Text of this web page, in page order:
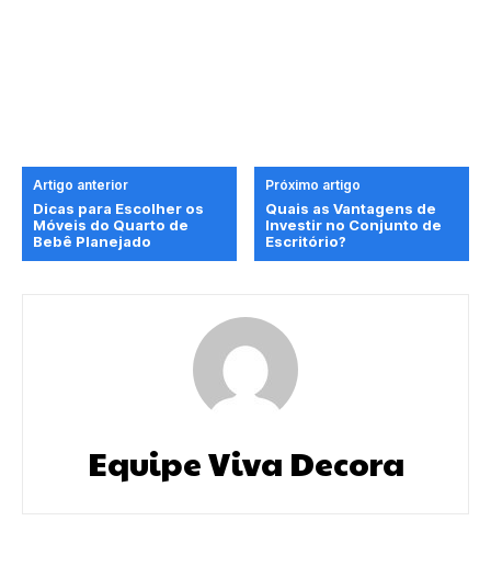
Artigo anterior
Dicas para Escolher os
Móveis do Quarto de
Bebê Planejado
Próximo artigo
Quais as Vantagens de
Investir no Conjunto de
Escritório?
Equipe Viva Decora